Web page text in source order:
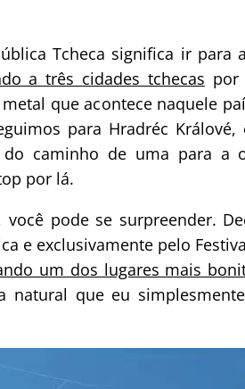
Tcheca significa ir para
a três cidades tchecas por
que acontece naquele
para Hradréc
caminho de uma para a
por lá.
você pode se surpreender.
e exclusivamente pelo
um dos lugares mais
natural que eu